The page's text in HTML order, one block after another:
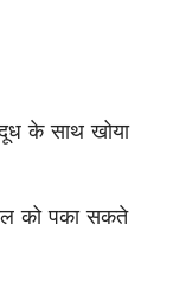
के साथ खोया
को पका सकते